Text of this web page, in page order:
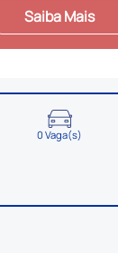
Saiba Mais
0 Vaga(s)